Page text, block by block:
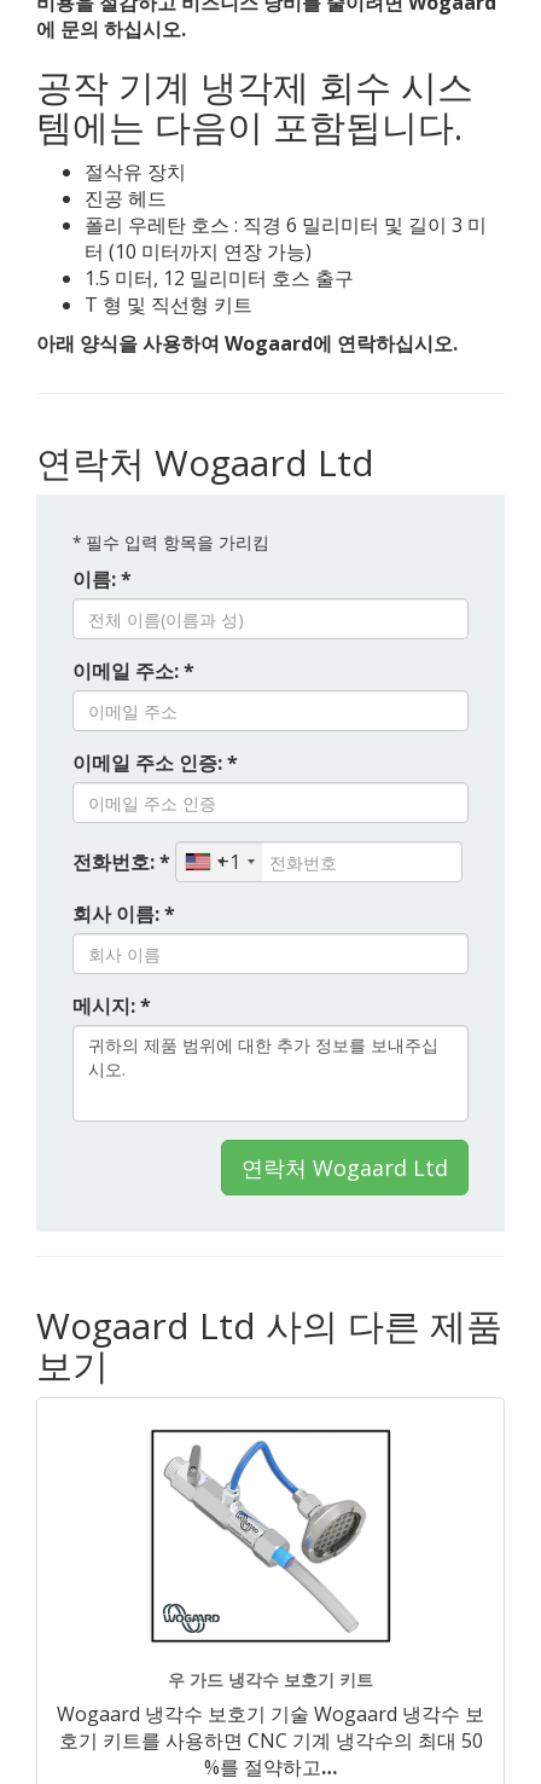
에 문의 하십시오.
공작 기계 냉각제 회수 시스
템에는 다음이 포함됩니다.
절삭유 장치
진공 헤드
폴리 우레탄 호스 : 직경 6 밀리미터 및 길이 3 미
터 (10 미터까지 연장 가능)
1.5 미터, 12 밀리미터 호스 출구
T 형 및 직선형 키트
아래 양식을 사용하여 Wogaard에 연락하십시오.
연락처 Wogaard Ltd
* 필수 입력 항목을 가리킴
이름: *
이메일 주소: *
이메일 주소 인증: *
전화번호: *
+1
회사 이름: *
메시지: *
연락처 Wogaard Ltd
Wogaard Ltd 사의 다른 제품
보기
우 가드 냉각수 보호기 키트
Wogaard 냉각수 보호기 기술 Wogaard 냉각수 보
호기 키트를 사용하면 CNC 기계 냉각수의 최대 50
%를 절약하고…